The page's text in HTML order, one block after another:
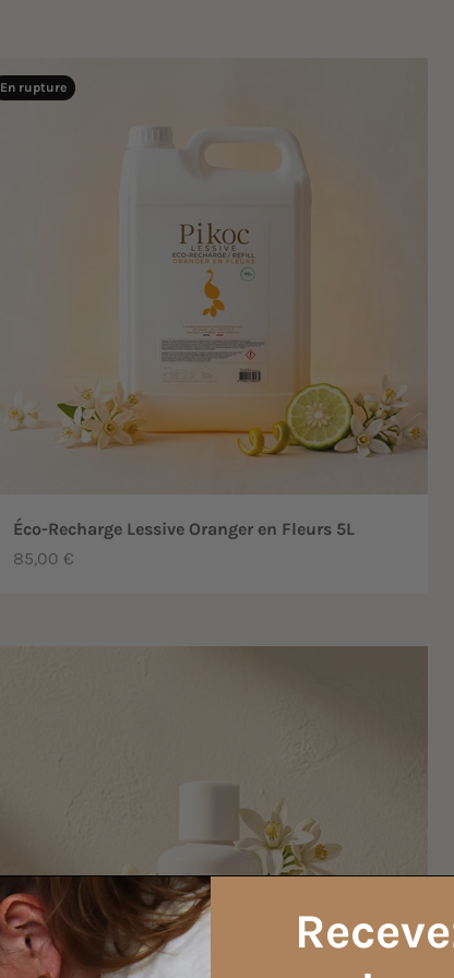
En rupture
Éco-Recharge Lessive Oranger en Fleurs 5L
Prix de vente
85,00 €